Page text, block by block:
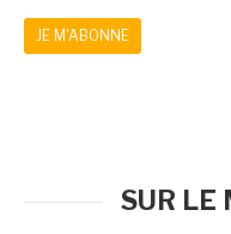
JE M'ABONNE
SUR LE